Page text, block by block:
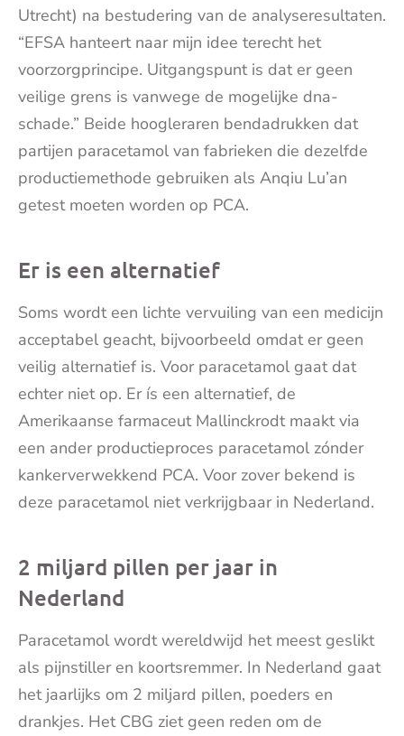
Utrecht) na bestudering van de analyseresultaten.
“EFSA hanteert naar mijn idee terecht het
voorzorgprincipe. Uitgangspunt is dat er geen
veilige grens is vanwege de mogelijke dna-
schade.” Beide hoogleraren bendadrukken dat
partijen paracetamol van fabrieken die dezelfde
productiemethode gebruiken als Anqiu Lu’an
getest moeten worden op PCA.
Er is een alternatief
Soms wordt een lichte vervuiling van een medicijn
acceptabel geacht, bijvoorbeeld omdat er geen
veilig alternatief is. Voor paracetamol gaat dat
echter niet op. Er ís een alternatief, de
Amerikaanse farmaceut Mallinckrodt maakt via
een ander productieproces paracetamol zónder
kankerverwekkend PCA. Voor zover bekend is
deze paracetamol niet verkrijgbaar in Nederland.
2 miljard pillen per jaar in
Nederland
Paracetamol wordt wereldwijd het meest geslikt
als pijnstiller en koortsremmer. In Nederland gaat
het jaarlijks om 2 miljard pillen, poeders en
drankjes. Het CBG ziet geen reden om de